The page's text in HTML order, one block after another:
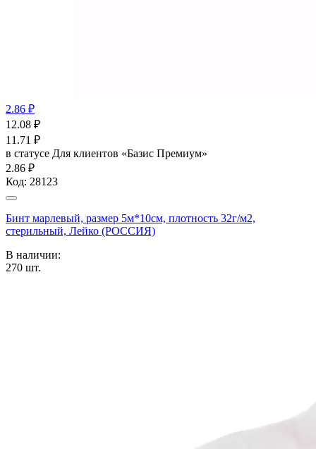
2.86 ₽
12.08 ₽
11.71 ₽
в статусе Для клиентов «Базис Премиум»
2.86 ₽
Код: 28123
Бинт марлевый, размер 5м*10см, плотность 32г/м2,
стерильный, Лейко (РОССИЯ)
В наличии:
270 шт.